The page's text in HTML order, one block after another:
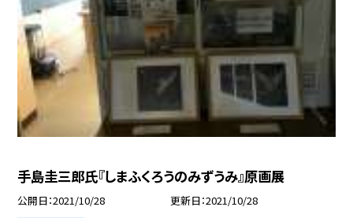
手島圭三郎氏『しまふくろうのみずうみ』原画展
公開日 2021/10/28 更新日 2021/10/28